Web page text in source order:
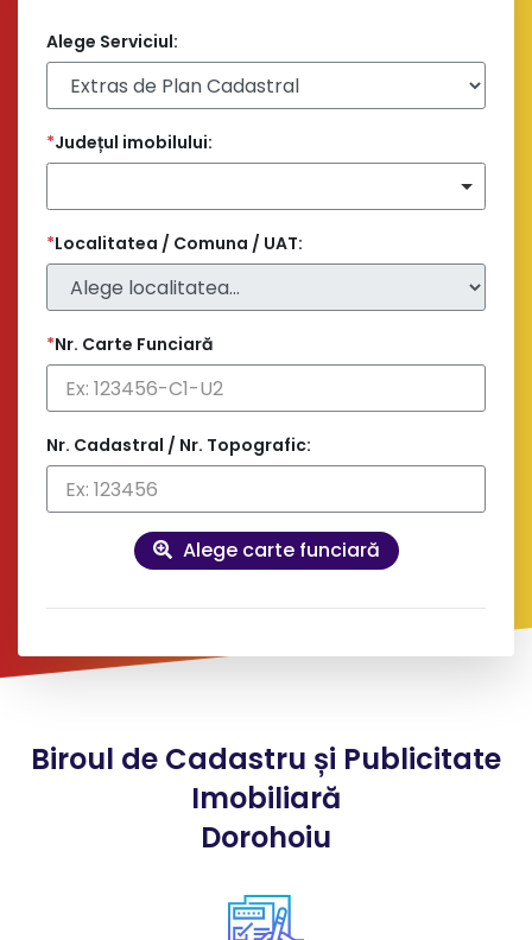
Alege Serviciul:
*Județul imobilului:
*Localitatea / Comuna / UAT:
*Nr. Carte Funciară
Nr. Cadastral / Nr. Topografic:
Alege carte funciară
Datecontact și facturare
*Nume client:
Biroul de Cadastru și Publicitate
Imobiliară
Dorohoiu